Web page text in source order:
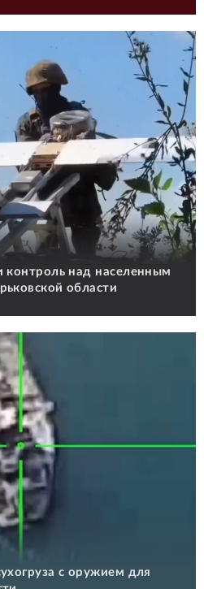
контроль над населенным
области
с оружием для